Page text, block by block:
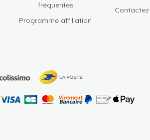
fréquentes
Programme affiliation